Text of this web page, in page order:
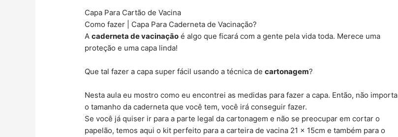
Capa Para Cartão de Vacina
Como fazer | Capa Para Caderneta de Vacinação?
Acaderneta de vacinação é algo que ficará com a gente pela vida toda. Merece uma
proteção e uma capa linda!
Que tal fazer a capa super fácil usando a técnica decartonagem?
Nesta aula eu mostro como eu encontrei as medidas para fazer a capa. Então, não importa
o tamanho da caderneta que você tem, você irá conseguir fazer.
Se você já quiser ir para a parte legal da cartonagem e não se preocupar em cortar o
papelão, temos aqui o kit perfeito para a carteira de vacina 21 x 15cm e também para o